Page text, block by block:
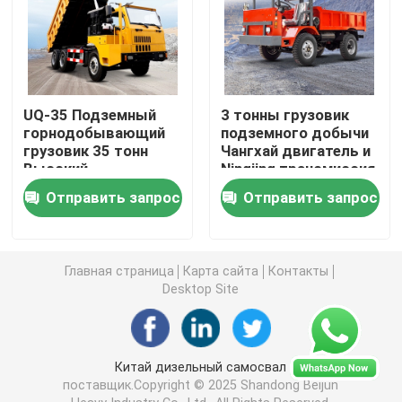
Подземные транспортные средства
Crawler Scissor подъем
Отчетливо произношенный подъем заграждения
подъемник с телескопической стрелой
Гигантский сверлильный станок
Купальный грузовик
UQ-35 Подземный
горнодобывающий
грузовик 35 тонн
Высокий
технический
содержание и низкое
потребление
Отправить запрос
3 тонны грузовик
подземного добычи
Чангхай двигатель и
Ningjing трансмиссия
Отправить запрос
Главная страница Карта сайта
Контакты
Desktop Site
Китай дизельный самосвал
поставщик.Copyright © 2025 Shandong Beijun